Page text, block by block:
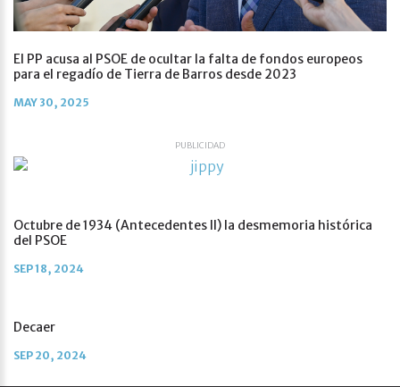
El PP acusa al PSOE de ocultar la falta de fondos europeos
para el regadío de Tierra de Barros desde 2023
MAY 30, 2025
PUBLICIDAD
Octubre de 1934 (Antecedentes II) la desmemoria histórica
del PSOE
SEP 18, 2024
Decaer
SEP 20, 2024